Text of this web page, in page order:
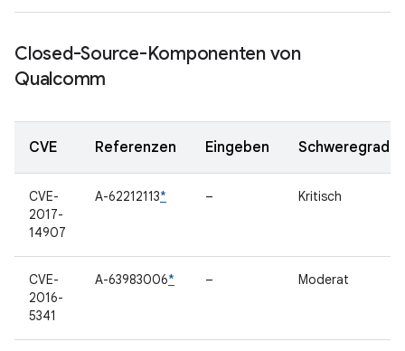
Closed-Source-Komponenten von
Qualcomm
CVE Referenzen Eingeben Schweregrad
CVE-
2017-
14907
A-62212113* – Kritisch
CVE-
2016-
5341
A-63983006* – Moderat